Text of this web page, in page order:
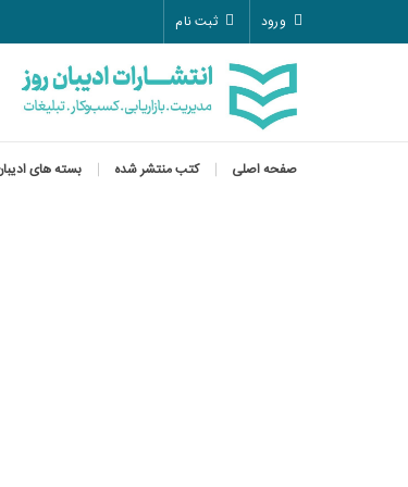
ورود ثبت نام
صفحه اصلی کتب منتشر شده بسته های